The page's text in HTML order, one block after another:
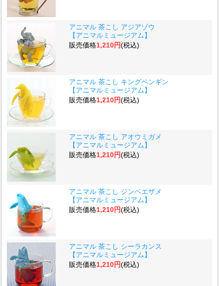
アニマル 茶こし アジアゾウ
【アニマルミュージアム】
販売価格1,210円(税込)
アニマル 茶こし キングペンギン
【アニマルミュージアム】
販売価格1,210円(税込)
アニマル 茶こし アオウミガメ
【アニマルミュージアム】
販売価格1,210円(税込)
アニマル 茶こし ジンベエザメ
【アニマルミュージアム】
販売価格1,210円(税込)
アニマル 茶こし シーラカンス
【アニマルミュージアム】
販売価格1,210円(税込)